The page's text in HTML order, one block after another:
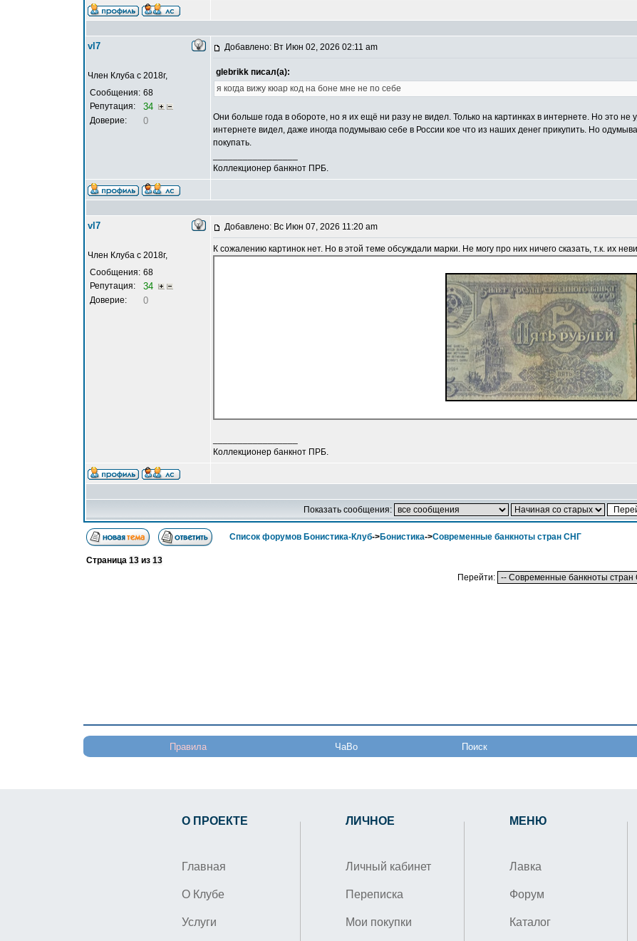
vl7
Член Клуба с 2018г,
Сообщения: 68
Репутация:
34
Доверие: 0
Добавлено: Вт Июн 02, 2026 02:11 am
glebrikk писал(а):
я когда вижу кюар код на боне мне не по себе
Они больше года в обороте, но я их ещё ни разу не видел. Только на картинках в интернете. Но это не
интернете видел, даже иногда подумываю себе в России кое что из наших денег прикупить. Но
покупать.
Коллекционер банкнот ПРБ.
vl7
Член Клуба с 2018г,
Сообщения: 68
Репутация:
34
Доверие: 0
Добавлено: Вс Июн 07, 2026 11:20 am
К сожалению картинок нет. Но в этой теме обсуждали марки. Не могу про них ничего сказать, т.к. их
Коллекционер банкнот ПРБ.
Показать сообщения:
Список форумов Бонистика-Клуб->Бонистика->Современные банкноты стран СНГ
Страница 13 из 13
Перейти:
Правила ЧаВо Поиск
О ПРОЕКТЕ
Главная
О Клубе
Услуги
ЛИЧНОЕ
Личный кабинет
Переписка
Мои покупки
МЕНЮ
Лавка
Форум
Каталог